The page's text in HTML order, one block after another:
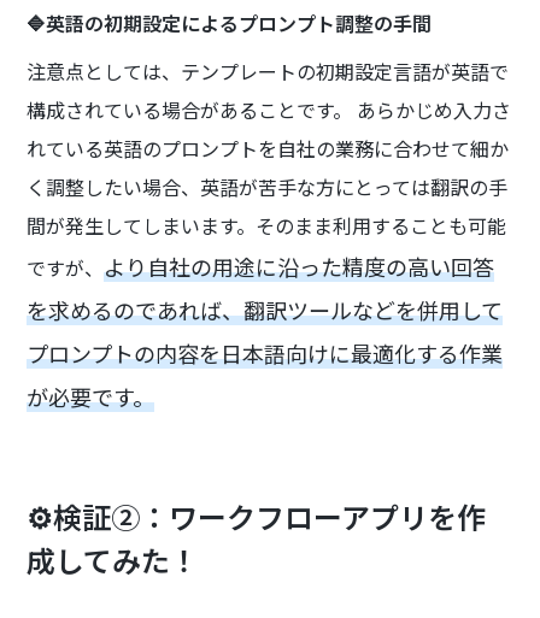
🔷英語の初期設定によるプロンプト調整の手間
注意点としては、テンプレートの初期設定言語が英語で
構成されている場合があることです。 あらかじめ入力さ
れている英語のプロンプトを自社の業務に合わせて細か
く調整したい場合、英語が苦手な方にとっては翻訳の手
間が発生してしまいます。そのまま利用することも可能
ですが、より自社の用途に沿った精度の高い回答
を求めるのであれば、翻訳ツールなどを併用して
プロンプトの内容を日本語向けに最適化する作業
が必要です。
⚙️検証②：ワークフローアプリを作
成してみた！